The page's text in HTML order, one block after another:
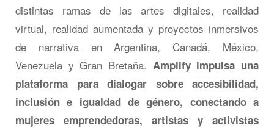
distintas ramas de las artes digitales, realidad
virtual, realidad aumentada y proyectos inmersivos
de narrativa en Argentina, Canadá, México,
Venezuela y Gran Bretaña. Amplify impulsa una
plataforma para dialogar sobre accesibilidad,
inclusión e igualdad de género, conectando a
mujeres emprendedoras, artistas y activistas